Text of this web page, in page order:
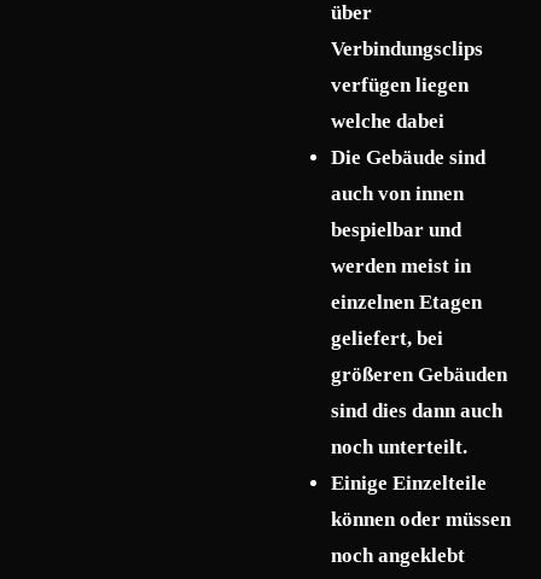
über
Verbindungsclips
verfügen liegen
welche dabei
Die Gebäude sind
auch von innen
bespielbar und
werden meist in
einzelnen Etagen
geliefert, bei
größeren Gebäuden
sind dies dann auch
noch unterteilt.
Einige Einzelteile
können oder müssen
noch angeklebt